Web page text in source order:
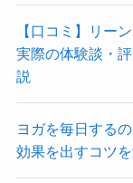
【口コミ】リー
実際の体験談・
説
ヨガを毎日する
効果を出すコツ